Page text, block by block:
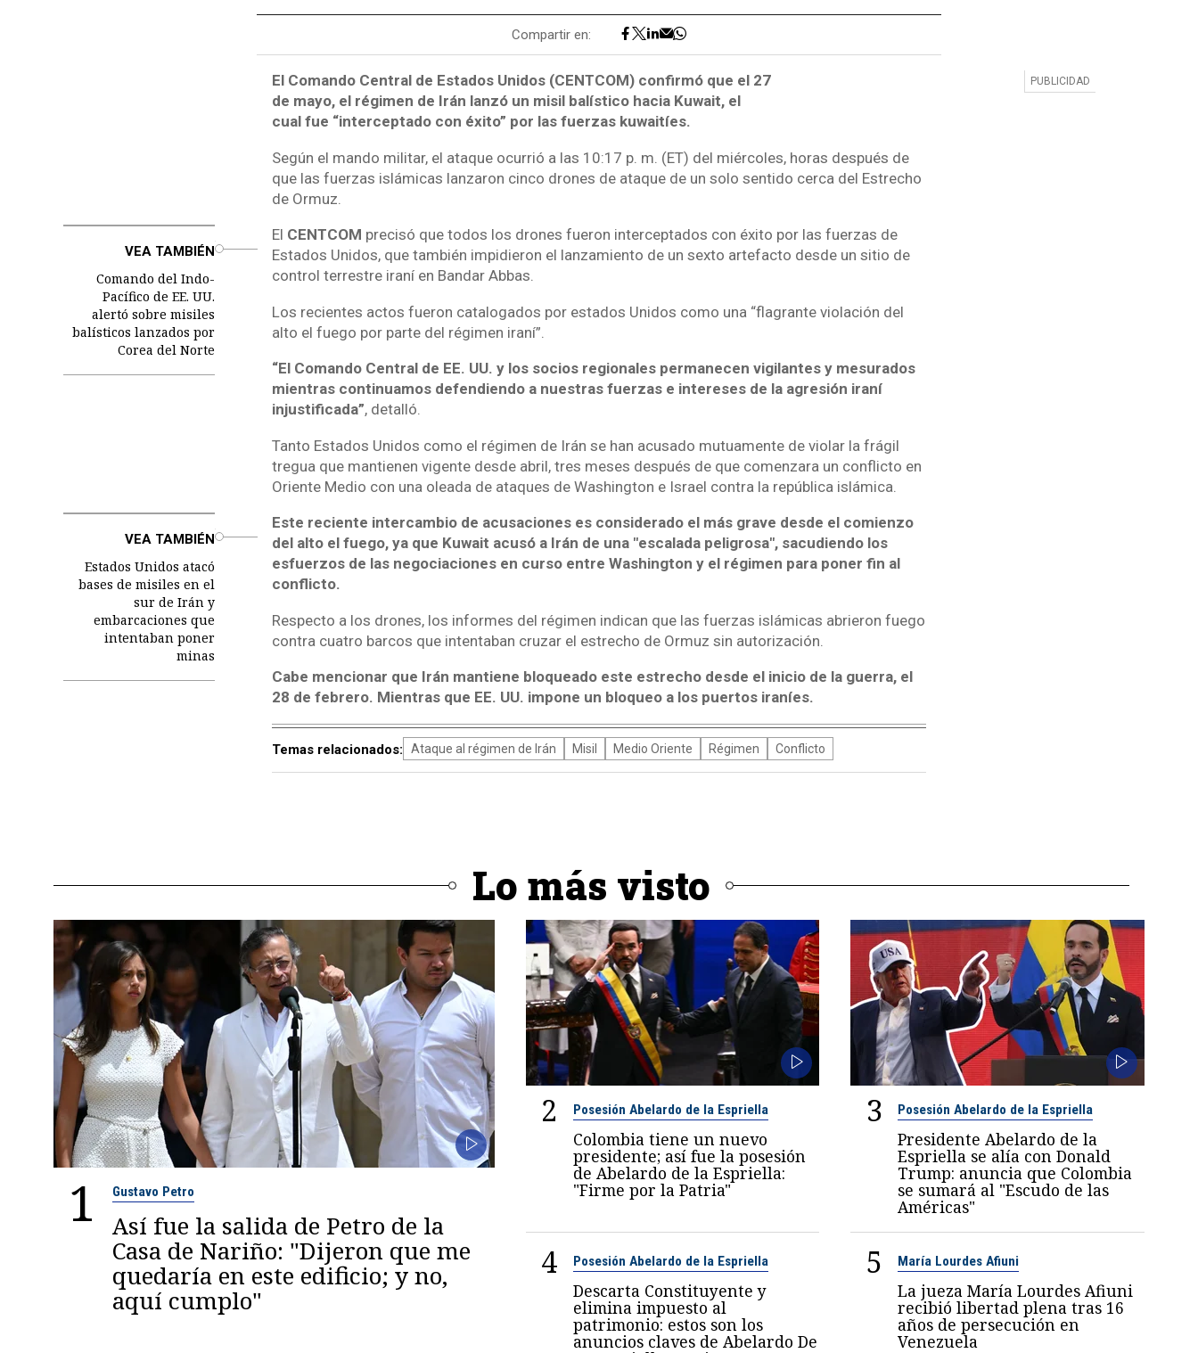
Compartir en:
El Comando Central de Estados Unidos (CENTCOM) confirmó que el 27
de mayo, el régimen de Irán lanzó un misil balístico hacia Kuwait, el
cual fue “interceptado con éxito” por las fuerzas kuwaitíes.
Según el mando militar, el ataque ocurrió a las 10:17 p. m. (ET) del miércoles, horas después de
que las fuerzas islámicas lanzaron cinco drones de ataque de un solo sentido cerca del Estrecho
de Ormuz.
VEA TAMBIÉN
Comando del Indo-
Pacífico de EE. UU.
alertó sobre misiles
balísticos lanzados por
Corea del Norte
El CENTCOM precisó que todos los drones fueron interceptados con éxito por las fuerzas de
Estados Unidos, que también impidieron el lanzamiento de un sexto artefacto desde un sitio de
control terrestre iraní en Bandar Abbas.
Los recientes actos fueron catalogados por estados Unidos como una “flagrante violación del
alto el fuego por parte del régimen iraní”.
“El Comando Central de EE. UU. y los socios regionales permanecen vigilantes y mesurados
mientras continuamos defendiendo a nuestras fuerzas e intereses de la agresión iraní
injustificada”, detalló.
Tanto Estados Unidos como el régimen de Irán se han acusado mutuamente de violar la frágil
tregua que mantienen vigente desde abril, tres meses después de que comenzara un conflicto en
Oriente Medio con una oleada de ataques de Washington e Israel contra la república islámica.
VEA TAMBIÉN
Estados Unidos atacó
bases de misiles en el
sur de Irán y
embarcaciones que
intentaban poner
minas
Este reciente intercambio de acusaciones es considerado el más grave desde el comienzo
del alto el fuego, ya que Kuwait acusó a Irán de una "escalada peligrosa", sacudiendo los
esfuerzos de las negociaciones en curso entre Washington y el régimen para poner fin al
conflicto.
Respecto a los drones, los informes del régimen indican que las fuerzas islámicas abrieron fuego
contra cuatro barcos que intentaban cruzar el estrecho de Ormuz sin autorización.
Cabe mencionar que Irán mantiene bloqueado este estrecho desde el inicio de la guerra, el
28 de febrero. Mientras que EE. UU. impone un bloqueo a los puertos iraníes.
Temas relacionados: Ataque al régimen de Irán Misil Medio Oriente Régimen Conflicto
Lo más visto
1 Gustavo Petro
Así fue la salida de Petro de la
Casa de Nariño: "Dijeron que me
quedaría en este edificio; y no,
aquí cumplo"
2 Posesión Abelardo de la Espriella
Colombia tiene un nuevo
presidente; así fue la posesión
de Abelardo de la Espriella:
"Firme por la Patria"
3 Posesión Abelardo de la Espriella
Presidente Abelardo de la
Espriella se alía con Donald
Trump: anuncia que Colombia
se sumará al "Escudo de las
Américas"
4 Posesión Abelardo de la Espriella
Descarta Constituyente y
elimina impuesto al
patrimonio: estos son los
anuncios claves de Abelardo De
5 María Lourdes Afiuni
La jueza María Lourdes Afiuni
recibió libertad plena tras 16
años de persecución en
Venezuela